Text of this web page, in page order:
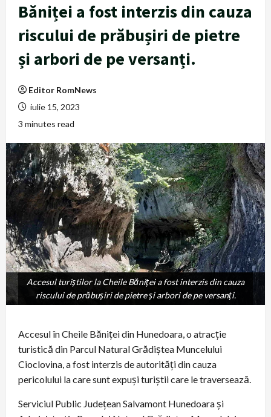
Băniței a fost interzis din cauza
riscului de prăbușiri de pietre
și arbori de pe versanți.
Editor RomNews
iulie 15, 2023
3 minutes read
Accesul turiștilor la Cheile Băniței a fost interzis din cauza
riscului de prăbușiri de pietre și arbori de pe versanți.
Accesul turiștilor la Cheile Băniței a fost interzis din cauza
riscului de prăbușiri de pietre și arbori de pe versanți.
Accesul în Cheile Băniței din Hunedoara, o atracție
turistică din Parcul Natural Grădiștea Muncelului
Cioclovina, a fost interzis de autorități din cauza
pericolului la care sunt expuși turiștii care le traversează.
Serviciul Public Județean Salvamont Hunedoara și